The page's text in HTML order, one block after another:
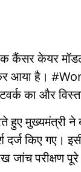
कैंसर केयर
आया है।
का और
मुख्यमंत्री ने
दर्ज किए गए।
परीक्षण पूरे